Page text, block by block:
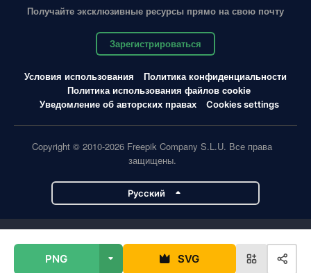
PNG SVG
Получайте эксклюзивные ресурсы прямо на свою почту
Зарегистрироваться
Условия использования
Политика конфиденциальности
Политика использования файлов cookie
Уведомление об авторских правах
Cookies settings
Copyright © 2010-2026 Freepik Company S.L.U. Все права
защищены.
Pусский
Flaticon Slidesgo